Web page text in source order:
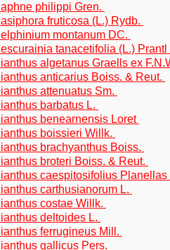
philippi Gren.
fruticosa (L.) Rydb.
montanum DC.
tanacetifolia (L.) Prantl
algetanus Graells ex
anticarius Boiss. & Reut.
attenuatus Sm.
barbatus L.
benearnensis Loret
boissieri Willk.
brachyanthus Boiss.
broteri Boiss. & Reut.
caespitosifolius Planellas
carthusianorum L.
costae Willk.
deltoides L.
ferrugineus Mill.
gallicus Pers.